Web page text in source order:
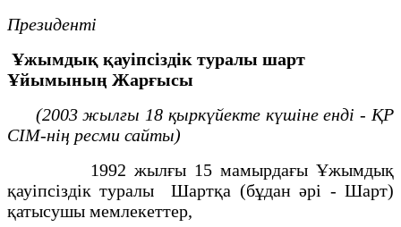
Президенті
Ұжымдық қауіпсіздік туралы шарт
Ұйымының Жарғысы
(2003 жылғы 18 қыркүйекте күшіне енді - ҚР
СІМ-нің ресми сайты)
1992 жылғы 15 мамырдағы Ұжымдық
қауiпсiздiк туралы Шартқа (бұдан әрi - Шарт)
қатысушы мемлекеттер,